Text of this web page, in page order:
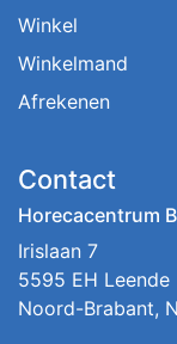
Winkel
Winkelmand
Afrekenen
Contact
Horecacentrum
Irislaan 7
5595 EH Leende
Noord-Brabant,